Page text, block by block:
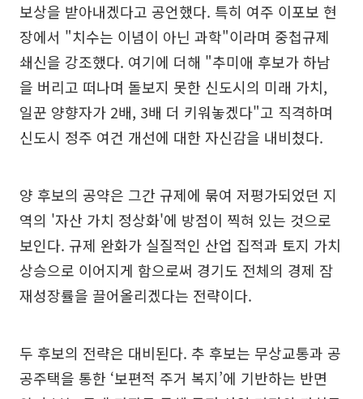
보상을 받아내겠다고 공언했다. 특히 여주 이포보 현
장에서 "치수는 이념이 아닌 과학"이라며 중첩규제
쇄신을 강조했다. 여기에 더해 "추미애 후보가 하남
을 버리고 떠나며 돌보지 못한 신도시의 미래 가치,
일꾼 양향자가 2배, 3배 더 키워놓겠다"고 직격하며
신도시 정주 여건 개선에 대한 자신감을 내비쳤다.
양 후보의 공약은 그간 규제에 묶여 저평가되었던 지
역의 '자산 가치 정상화'에 방점이 찍혀 있는 것으로
보인다. 규제 완화가 실질적인 산업 집적과 토지 가치
상승으로 이어지게 함으로써 경기도 전체의 경제 잠
재성장률을 끌어올리겠다는 전략이다.
두 후보의 전략은 대비된다. 추 후보는 무상교통과 공
공주택을 통한 ‘보편적 주거 복지’에 기반하는 반면